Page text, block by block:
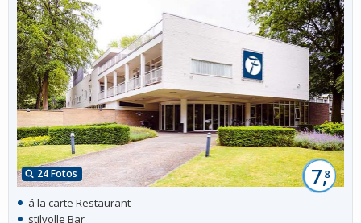
24 Fotos 7,8
á la carte Restaurant
stilvolle Bar